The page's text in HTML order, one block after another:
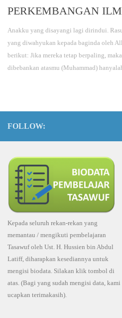
PERKEMBANGAN
Anakku yang disayangi lagi dirindui.
yang diwahyukan kepada baginda oleh
berikut: Jika mereka tetap berpaling,
dibebankan atasmu (Muhammad)
FOLLOW:
Kepada seluruh rekan-rekan yang
memantau / mengikuti pembelajaran
Tasawuf oleh Ust. H. Hussien bin Abdul
Latiff, diharapkan kesediannya untuk
mengisi biodata. Silakan klik tombol di
atas. (Bagi yang sudah mengisi data, kami
ucapkan terimakasih).